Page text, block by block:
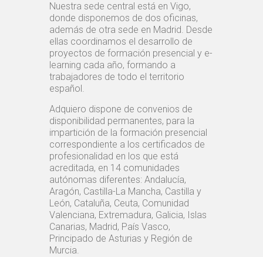
Nuestra sede central está en Vigo,
donde disponemos de dos oficinas,
además de otra sede en Madrid. Desde
ellas coordinamos el desarrollo de
proyectos de formación presencial y e-
learning cada año, formando a
trabajadores de todo el territorio
español.
Adquiero dispone de convenios de
disponibilidad permanentes, para la
impartición de la formación presencial
correspondiente a los certificados de
profesionalidad en los que está
acreditada, en 14 comunidades
autónomas diferentes: Andalucía,
Aragón, Castilla-La Mancha, Castilla y
León, Cataluña, Ceuta, Comunidad
Valenciana, Extremadura, Galicia, Islas
Canarias, Madrid, País Vasco,
Principado de Asturias y Región de
Murcia.